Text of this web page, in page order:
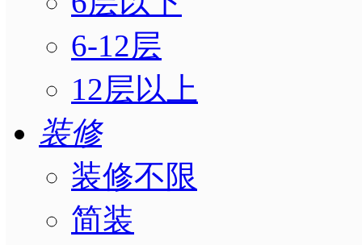
6-12层
12层以上
装修
装修不限
简装